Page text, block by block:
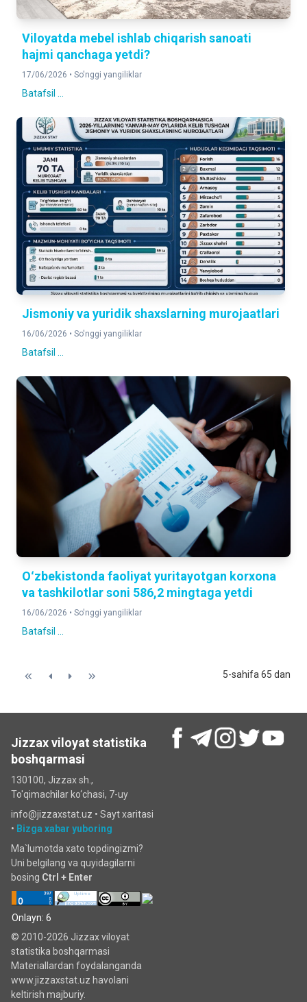
Viloyatda mebel ishlab chiqarish sanoati
hajmi qanchaga yetdi?
17/06/2026 • So'nggi yangiliklar
Batafsil ...
Jismoniy va yuridik shaxslarning murojaatlari
16/06/2026 • So'nggi yangiliklar
Batafsil ...
Oʻzbekistonda faoliyat yuritayotgan korxona
va tashkilotlar soni 586,2 mingtaga yetdi
16/06/2026 • So'nggi yangiliklar
Batafsil ...
5-sahifa 65 dan
Jizzax viloyat statistika
boshqarmasi
130100, Jizzax sh.,
To'qimachilar ko‘chаsi, 7-uy
info@jizzaxstat.uz • Sayt xaritasi
• Bizga xabar yuboring
Ma`lumotda xato topdingizmi?
Uni belgilang va quyidagilarni
bosing Ctrl + Enter
Onlayn: 6
© 2010-2026 Jizzax viloyat
statistika boshqarmasi
Materiallardan foydalanganda
www.jizzaxstat.uz havolani
keltirish majburiy.